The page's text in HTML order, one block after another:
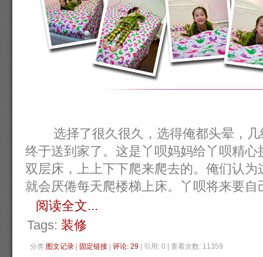
选择了很久很久，选得俺都头晕，几
终于送到家了。这是丫呗妈妈给丫呗精
双层床，上上下下爬来爬去的。俺们认
就会厌倦每天爬楼梯上床。丫呗将来要
阅读全文...
Tags: 装修
分类:图文记录 固定链接 评论: 29 | 引用: 0 | 查看次数: 11359